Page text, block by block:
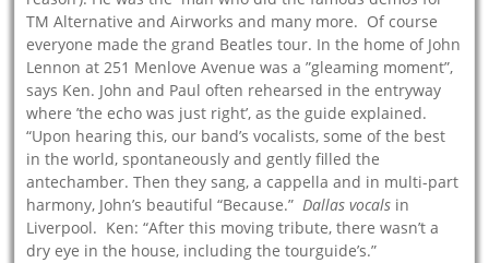
TM Alternative and Airworks and many more. Of course
everyone made the grand Beatles tour. In the home of John
Lennon at 251 Menlove Avenue was a ”gleaming moment”,
says Ken. John and Paul often rehearsed in the entryway
where ’the echo was just right’, as the guide explained.
“Upon hearing this, our band’s vocalists, some of the best
in the world, spontaneously and gently filled the
antechamber. Then they sang, a cappella and in multi-part
harmony, John’s beautiful “Because.”Dallas vocals in
Liverpool. Ken: “After this moving tribute, there wasn’t a
dry eye in the house, including the tourguide’s.”